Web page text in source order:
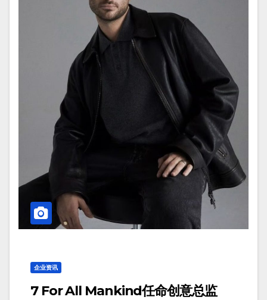
企业资讯
7 For All Mankind任命创意总监